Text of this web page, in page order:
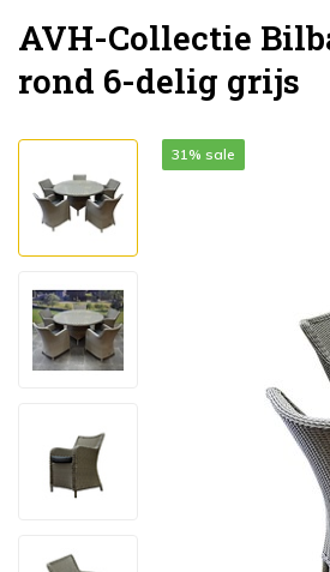
AVH-Collectie
rond 6-delig grijs
31% sale